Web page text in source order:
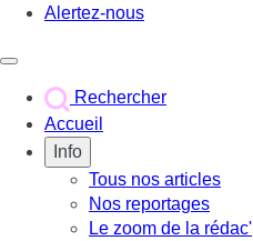
Alertez-nous
Rechercher
Accueil
Info
Tous nos articles
Nos reportages
Le zoom de la rédac'